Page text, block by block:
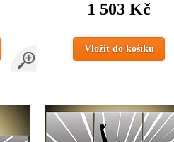
1 503 Kč
Vložit do košíku